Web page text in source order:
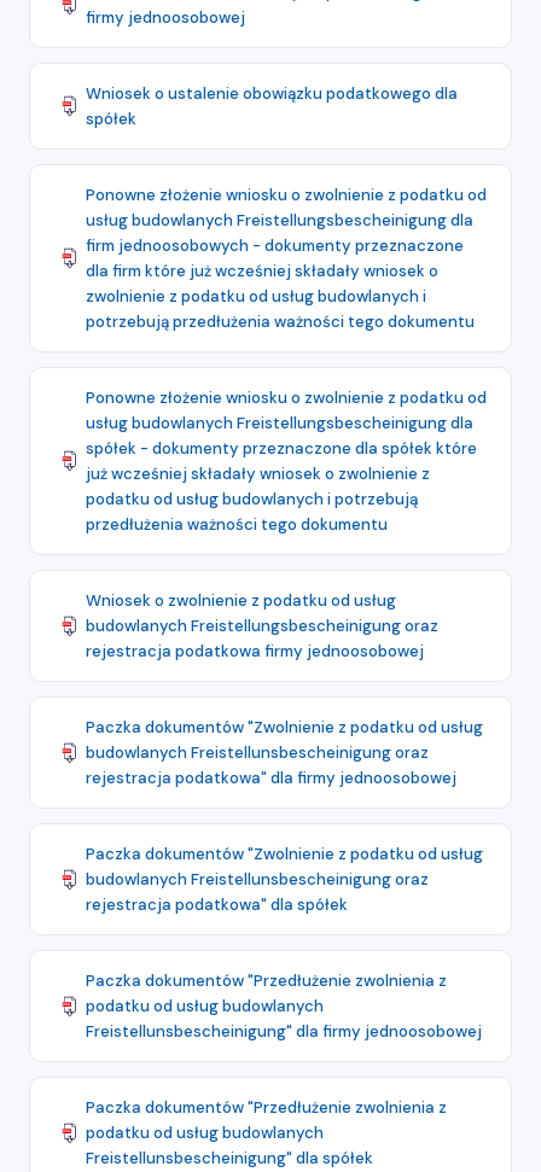
firmy jednoosobowej
Wniosek o ustalenie obowiązku podatkowego dla
spółek
Ponowne złożenie wniosku o zwolnienie z podatku od
usług budowlanych Freistellungsbescheinigung dla
firm jednoosobowych - dokumenty przeznaczone
dla firm które już wcześniej składały wniosek o
zwolnienie z podatku od usług budowlanych i
potrzebują przedłużenia ważności tego dokumentu
Ponowne złożenie wniosku o zwolnienie z podatku od
usług budowlanych Freistellungsbescheinigung dla
spółek - dokumenty przeznaczone dla spółek które
już wcześniej składały wniosek o zwolnienie z
podatku od usług budowlanych i potrzebują
przedłużenia ważności tego dokumentu
Wniosek o zwolnienie z podatku od usług
budowlanych Freistellungsbescheinigung oraz
rejestracja podatkowa firmy jednoosobowej
Paczka dokumentów "Zwolnienie z podatku od usług
budowlanych Freistellunsbescheinigung oraz
rejestracja podatkowa" dla firmy jednoosobowej
Paczka dokumentów "Zwolnienie z podatku od usług
budowlanych Freistellunsbescheinigung oraz
rejestracja podatkowa" dla spółek
Paczka dokumentów "Przedłużenie zwolnienia z
podatku od usług budowlanych
Freistellunsbescheinigung" dla firmy jednoosobowej
Paczka dokumentów "Przedłużenie zwolnienia z
podatku od usług budowlanych
Freistellunsbescheinigung" dla spółek